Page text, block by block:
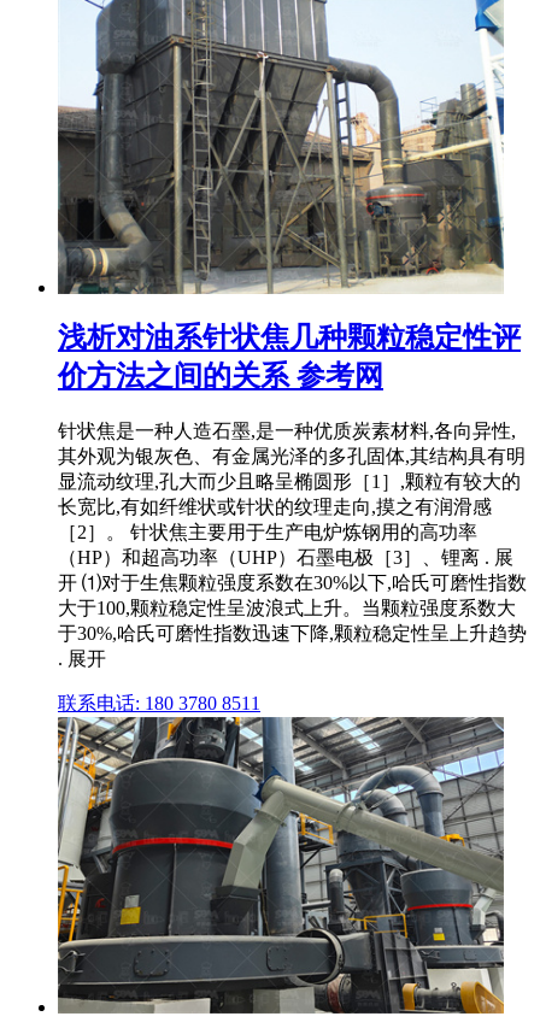
浅析对油系针状焦几种颗粒稳定性评
价方法之间的关系 参考网
针状焦是一种人造石墨,是一种优质炭素材料,各向异性,
其外观为银灰色、有金属光泽的多孔固体,其结构具有明
显流动纹理,孔大而少且略呈椭圆形［1］,颗粒有较大的
长宽比,有如纤维状或针状的纹理走向,摸之有润滑感
［2］。 针状焦主要用于生产电炉炼钢用的高功率
（HP）和超高功率（UHP）石墨电极［3］、锂离 . 展
开 ⑴对于生焦颗粒强度系数在30%以下,哈氏可磨性指数
大于100,颗粒稳定性呈波浪式上升。当颗粒强度系数大
于30%,哈氏可磨性指数迅速下降,颗粒稳定性呈上升趋势
. 展开
联系电话: 180 3780 8511